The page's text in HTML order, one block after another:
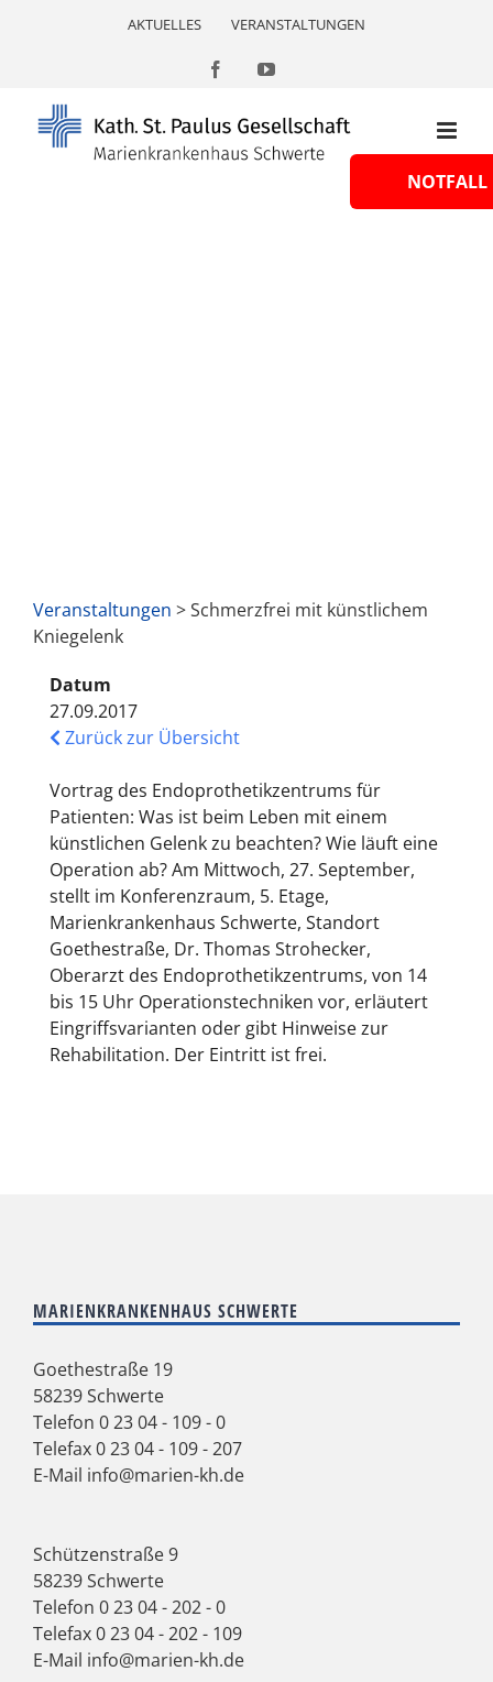
AKTUELLES VERANSTALTUNGEN
FacebookYouTube
Veranstaltungen > Schmerzfrei mit künstlichem
Kniegelenk
Datum
27.09.2017
Zurück zur Übersicht
Vortrag des Endoprothetikzentrums für
Patienten: Was ist beim Leben mit einem
künstlichen Gelenk zu beachten? Wie läuft eine
Operation ab? Am Mittwoch, 27. September,
stellt im Konferenzraum, 5. Etage,
Marienkrankenhaus Schwerte, Standort
Goethestraße, Dr. Thomas Strohecker,
Oberarzt des Endoprothetikzentrums, von 14
bis 15 Uhr Operationstechniken vor, erläutert
Eingriffsvarianten oder gibt Hinweise zur
Rehabilitation. Der Eintritt ist frei.
MARIENKRANKENHAUS SCHWERTE
Goethestraße 19
58239 Schwerte
Telefon 0 23 04 - 109 - 0
Telefax 0 23 04 - 109 - 207
E-Mail info@marien-kh.de
Schützenstraße 9
58239 Schwerte
Telefon 0 23 04 - 202 - 0
Telefax 0 23 04 - 202 - 109
E-Mail info@marien-kh.de
NOTFALL